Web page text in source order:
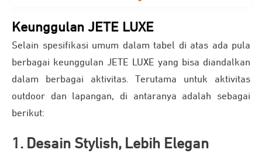
Keunggulan JETE LUXE
Selain spesifikasi umum dalam tabel di atas ada pula
berbagai keunggulan JETE LUXE yang bisa diandalkan
dalam berbagai aktivitas. Terutama untuk aktivitas
outdoor dan lapangan, di antaranya adalah sebagai
berikut:
1. Desain Stylish, Lebih Elegan